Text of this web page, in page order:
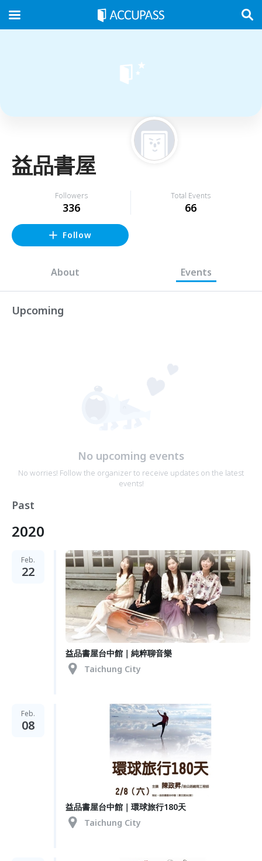
益品書屋
Followers
336
Total Events
66
Follow
About Events
Upcoming
No upcoming events
No worries! Follow the organizer to receive updates on the latest
events!
Past
2020
Feb.
22
益品書屋台中館｜純粹聊音樂
Taichung City
Feb.
08
益品書屋台中館｜環球旅行180天
Taichung City